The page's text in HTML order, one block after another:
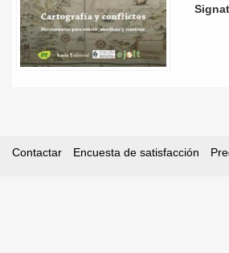
Contactar Encuesta de satisfacción